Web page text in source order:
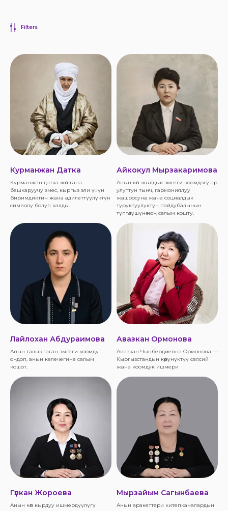
Filters
Курманжан Датка
Курманжан датка жөн гана
башкаруучу эмес, кыргыз эли үчүн
биримдиктин жана адилеттүүлүктүн
символу болуп калды.
Айкокул Мырзакаримова
Анын көп жылдык эмгеги коомдогу ар
улуттун тынч, гармониялуу
жашоосуна жана социалдык
туруктуулуктун пайдубалынын
түптөлүшүнө чоң салым кошту.
Лайлохан Абдураимова
Анын талыкпаган эмгеги коомду
оңдоп, анын келечегине салым
кошот.
Авазкан Ормонова
Авазкан Чынбердиевна Ормонова —
Кыргызстандын көрүнүктүү саясий
жана коомдук ишмери
Гүлкан Жороева
Анын көп кырдуу ишмердүүлүгү
Мырзайым Сагынбаева
Анын аракеттери китепканалардын